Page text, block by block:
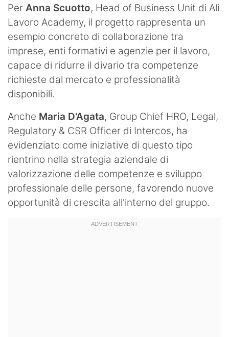
Per Anna Scuotto, Head of Business Unit di Ali
Lavoro Academy, il progetto rappresenta un
esempio concreto di collaborazione tra
imprese, enti formativi e agenzie per il lavoro,
capace di ridurre il divario tra competenze
richieste dal mercato e professionalità
disponibili.
Anche Maria D'Agata, Group Chief HRO, Legal,
Regulatory & CSR Officer di Intercos, ha
evidenziato come iniziative di questo tipo
rientrino nella strategia aziendale di
valorizzazione delle competenze e sviluppo
professionale delle persone, favorendo nuove
opportunità di crescita all'interno del gruppo.